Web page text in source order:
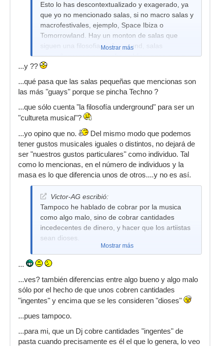
Esto lo has descontextualizado y exagerado, ya
que yo no mencionado salas, si no macro salas y
macrofestivales, ejemplo, Space Ibiza o
Tomorrowland. Hay un monton de salas que
siguen una filosofia underground, salas
pequeñas y con no mucho publico, osea que su
dueño no creo que sea millonario, pero en su dia
muchas de ellas se han mantenido muchos
años, a pesar de no estar nunca llenas ni de
llevar a super artistas famosos.
Mostrar más
...y ??
...qué pasa que las salas pequeñas que mencionas son
las más "guays" porque se pincha Techno ?
...que sólo cuenta "la filosofía underground" para ser un
"cultureta musical"?
...yo opino que no.
Del mismo modo que podemos
tener gustos musicales iguales o distintos, no dejará de
ser "nuestros gustos particulares" como individuo. Tal
como lo mencionas, en el número de individuos y la
masa es lo que diferencia unos de otros....y no es así.
Victor-AG escribió:
Tampoco he hablado de cobrar por la musica
como algo malo, sino de cobrar cantidades
incedecentes de dinero, y hacer que los artiistas
sean dioses.
Mostrar más
...
...ves? también diferencias entre algo bueno y algo malo
sólo por el hecho de que unos cobren cantidades
"ingentes" y encima que se les consideren "dioses"
...pues tampoco.
...para mi, que un Dj cobre cantidades "ingentes" de
pasta cuando precisamente es él el que lo genera, lo veo